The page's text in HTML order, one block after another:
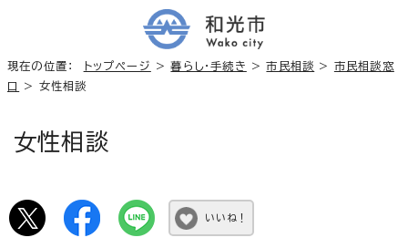
現在の位置： トップページ >暮らし・手続き >市民相談 > 市民相談窓
口
> 女性相談
女性相談
いいね！